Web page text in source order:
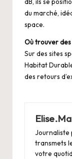
du marché,
space.
Où trouver
Sur des sites
Habitat
des retours
Journaliste
transmets
votre